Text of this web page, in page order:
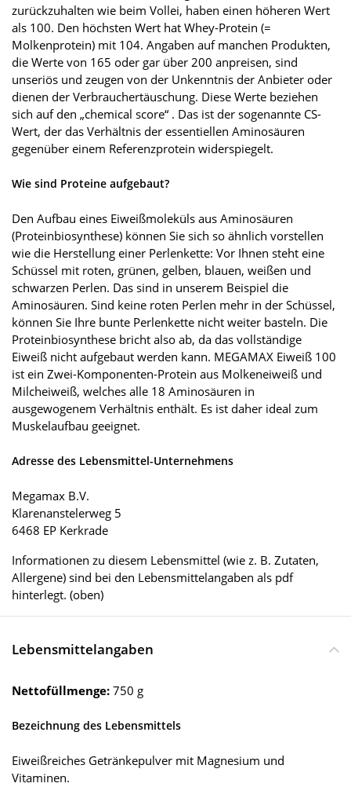
zurückzuhalten wie beim Vollei, haben einen höheren Wert
als 100. Den höchsten Wert hat Whey-Protein (=
Molkenprotein) mit 104. Angaben auf manchen Produkten,
die Werte von 165 oder gar über 200 anpreisen, sind
unseriös und zeugen von der Unkenntnis der Anbieter oder
dienen der Verbrauchertäuschung. Diese Werte beziehen
sich auf den „chemical score“ . Das ist der sogenannte CS-
Wert, der das Verhältnis der essentiellen Aminosäuren
gegenüber einem Referenzprotein widerspiegelt.
Wie sind Proteine aufgebaut?
Den Aufbau eines Eiweißmoleküls aus Aminosäuren
(Proteinbiosynthese) können Sie sich so ähnlich vorstellen
wie die Herstellung einer Perlenkette: Vor Ihnen steht eine
Schüssel mit roten, grünen, gelben, blauen, weißen und
schwarzen Perlen. Das sind in unserem Beispiel die
Aminosäuren. Sind keine roten Perlen mehr in der Schüssel,
können Sie Ihre bunte Perlenkette nicht weiter basteln. Die
Proteinbiosynthese bricht also ab, da das vollständige
Eiweiß nicht aufgebaut werden kann. MEGAMAX Eiweiß 100
ist ein Zwei-Komponenten-Protein aus Molkeneiweiß und
Milcheiweiß, welches alle 18 Aminosäuren in
ausgewogenem Verhältnis enthält. Es ist daher ideal zum
Muskelaufbau geeignet.
Adresse des Lebensmittel-Unternehmens
Megamax B.V.
Klarenanstelerweg 5
6468 EP Kerkrade
Informationen zu diesem Lebensmittel (wie z. B. Zutaten,
Allergene) sind bei den Lebensmittelangaben als pdf
hinterlegt. (oben)
Lebensmittelangaben
Nettofüllmenge: 750 g
Bezeichnung des Lebensmittels
Eiweißreiches Getränkepulver mit Magnesium und
Vitaminen.